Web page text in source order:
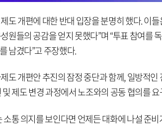
도 개편에 대한 반대 입장을 분명히 했다. 이들
원들의 공감을 얻지 못했다”며 “투표 참여를
남겼다”고 주장했다.
도 개편안 추진의 잠정 중단과 함께, 일방적인
제도 변경 과정에서 노조와의 공동 협의를
소통 의지를 보인다면 언제든 대화에 나설 준